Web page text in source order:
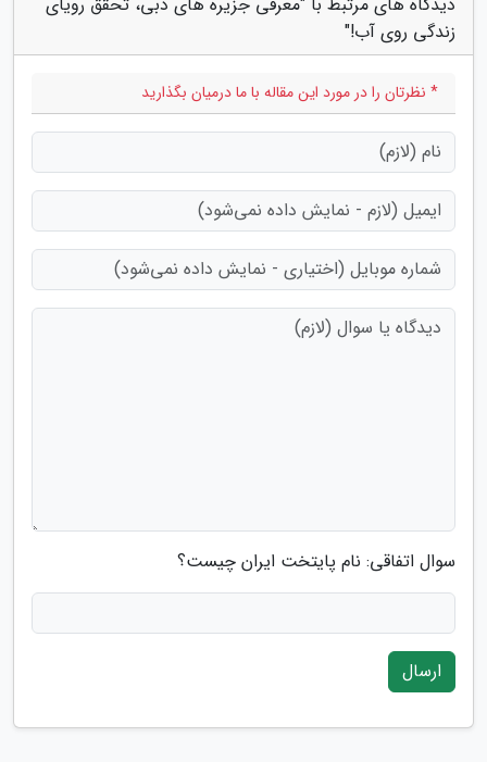
زندگی روی آب!"
* نظرتان را در مورد این مقاله با ما درمیان بگذارید
سوال اتفاقی: نام پایتخت ایران چیست؟
ارسال